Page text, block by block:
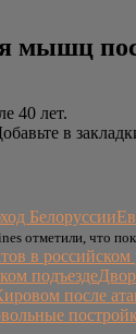
мышц
40 лет.
в
отметили, что